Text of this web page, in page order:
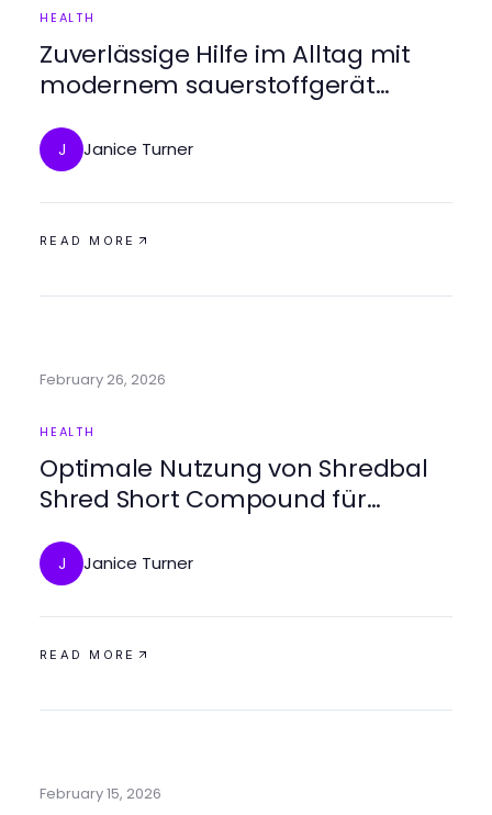
HEALTH
Zuverlässige Hilfe im Alltag mit
modernem sauerstoffgerät
J Janice Turner
READ MORE
February 26, 2026
HEALTH
Optimale Nutzung von Shredbal
Shred Short Compound für
J Janice Turner
READ MORE
February 15, 2026